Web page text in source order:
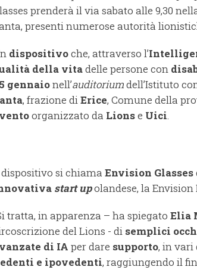
prenderà il via sabato alle 9,30
presenti numerose autorità
dispositivoche, attraverso l’
della vitadelle persone con
gennaionell’auditoriumdell’Istituto
, frazione diErice, Comune della
organizzato da Lionse Uici.
si chiama Envision Glasses
start upolandese, la Envision
tratta, in apparenza – ha spiegato Elia
del Lions - di semplici
di IA per dare supporto, in vari
e ipovedenti, raggiungendo il